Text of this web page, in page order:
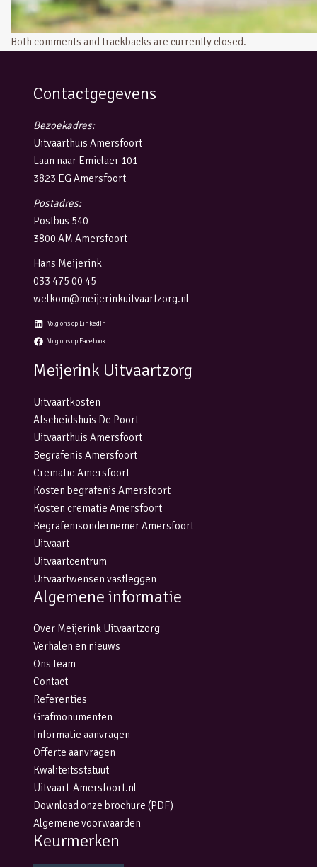
Both comments and trackbacks are currently closed.
Contactgegevens
Bezoekadres:
Uitvaarthuis Amersfoort
Laan naar Emiclaer 101
3823 EG Amersfoort
Postadres:
Postbus 540
3800 AM Amersfoort
Hans Meijerink
033 475 00 45
welkom@meijerinkuitvaartzorg.nl
Volg ons op LinkedIn
Volg ons op Facebook
Meijerink Uitvaartzorg
Uitvaartkosten
Afscheidshuis De Poort
Uitvaarthuis Amersfoort
Begrafenis Amersfoort
Crematie Amersfoort
Kosten begrafenis Amersfoort
Kosten crematie Amersfoort
Begrafenisondernemer Amersfoort
Uitvaart
Uitvaartcentrum
Uitvaartwensen vastleggen
Algemene informatie
Over Meijerink Uitvaartzorg
Verhalen en nieuws
Ons team
Contact
Referenties
Grafmonumenten
Informatie aanvragen
Offerte aanvragen
Kwaliteitsstatuut
Uitvaart-Amersfoort.nl
Download onze brochure (PDF)
Algemene voorwaarden
Keurmerken